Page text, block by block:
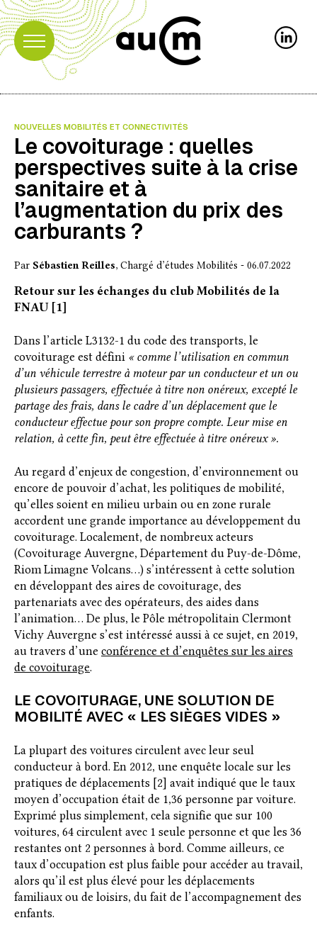
NOUVELLES MOBILITÉS ET CONNECTIVITÉS
Le covoiturage : quelles
perspectives suite à la crise
sanitaire et à
l’augmentation du prix des
carburants ?
Par Sébastien Reilles, Chargé d’études Mobilités - 06.07.2022
Retour sur les échanges du club Mobilités de la
FNAU [1]
Dans l’article L3132-1 du code des transports, le
covoiturage est défini « comme l’utilisation en commun
d’un véhicule terrestre à moteur par un conducteur et un ou
plusieurs passagers, effectuée à titre non onéreux, excepté le
partage des frais, dans le cadre d’un déplacement que le
conducteur effectue pour son propre compte. Leur mise en
relation, à cette fin, peut être effectuée à titre onéreux ».
Au regard d’enjeux de congestion, d’environnement ou
encore de pouvoir d’achat, les politiques de mobilité,
qu’elles soient en milieu urbain ou en zone rurale
accordent une grande importance au développement du
covoiturage. Localement, de nombreux acteurs
(Covoiturage Auvergne, Département du Puy-de-Dôme,
Riom Limagne Volcans…) s’intéressent à cette solution
en développant des aires de covoiturage, des
partenariats avec des opérateurs, des aides dans
l’animation… De plus, le Pôle métropolitain Clermont
Vichy Auvergne s’est intéressé aussi à ce sujet, en 2019,
au travers d’une conférence et d’enquêtes sur les aires
de covoiturage.
LE COVOITURAGE, UNE SOLUTION DE
MOBILITÉ AVEC « LES SIÈGES VIDES »
La plupart des voitures circulent avec leur seul
conducteur à bord. En 2012, une enquête locale sur les
pratiques de déplacements [2] avait indiqué que le taux
moyen d’occupation était de 1,36 personne par voiture.
Exprimé plus simplement, cela signifie que sur 100
voitures, 64 circulent avec 1 seule personne et que les 36
restantes ont 2 personnes à bord. Comme ailleurs, ce
taux d’occupation est plus faible pour accéder au travail,
alors qu’il est plus élevé pour les déplacements
familiaux ou de loisirs, du fait de l’accompagnement des
enfants.